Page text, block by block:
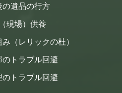
の遺品の行方
現場）供養
（レリックの杜）
のトラブル回避
のトラブル回避